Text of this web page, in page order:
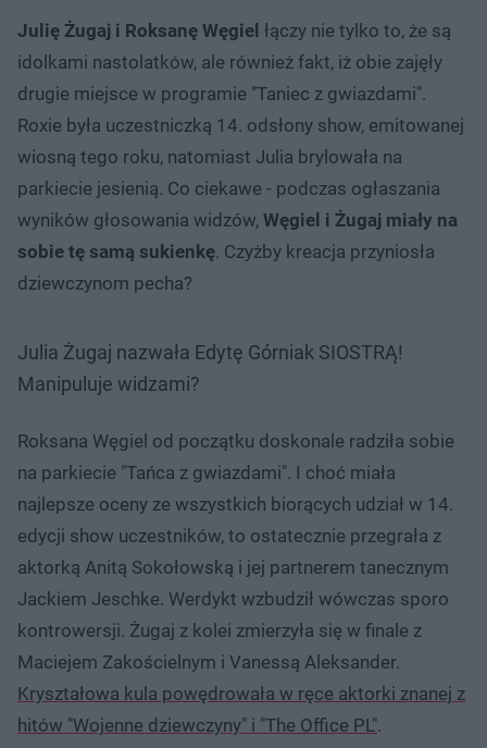
Julię Żugaj i Roksanę Węgiel łączy nie tylko to, że są
idolkami nastolatków, ale również fakt, iż obie zajęły
drugie miejsce w programie "Taniec z gwiazdami".
Roxie była uczestniczką 14. odsłony show, emitowanej
wiosną tego roku, natomiast Julia brylowała na
parkiecie jesienią. Co ciekawe - podczas ogłaszania
wyników głosowania widzów, Węgiel i Żugaj miały na
sobie tę samą sukienkę. Czyżby kreacja przyniosła
dziewczynom pecha?
Julia Żugaj nazwała Edytę Górniak SIOSTRĄ!
Manipuluje widzami?
Roksana Węgiel od początku doskonale radziła sobie
na parkiecie "Tańca z gwiazdami". I choć miała
najlepsze oceny ze wszystkich biorących udział w 14.
edycji show uczestników, to ostatecznie przegrała z
aktorką Anitą Sokołowską i jej partnerem tanecznym
Jackiem Jeschke. Werdykt wzbudził wówczas sporo
kontrowersji. Żugaj z kolei zmierzyła się w finale z
Maciejem Zakościelnym i Vanessą Aleksander.
Kryształowa kula powędrowała w ręce aktorki znanej z
hitów "Wojenne dziewczyny" i "The Office PL".